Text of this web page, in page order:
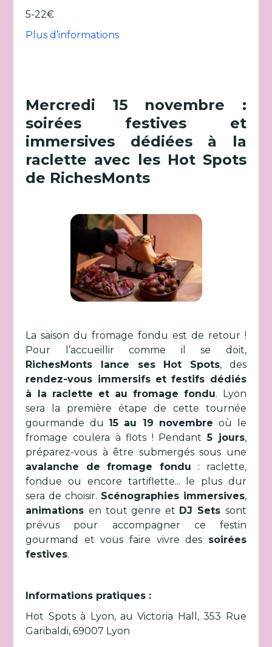
5-22€
Plus d’informations
Mercredi 15 novembre :
soirées festives et
immersives dédiées à la
raclette avec les Hot Spots
de RichesMonts
La saison du fromage fondu est de retour !
Pour l’accueillir comme il se doit,
RichesMonts lance ses Hot Spots, des
rendez-vous immersifs et festifs dédiés
à la raclette et au fromage fondu. Lyon
sera la première étape de cette tournée
gourmande du 15 au 19 novembreoù le
fromage coulera à flots ! Pendant5 jours,
préparez-vous à être submergés sous une
avalanche de fromage fondu : raclette,
fondue ou encore tartiflette... le plus dur
sera de choisir. Scénographies immersives,
animationsen tout genre et DJ Sets sont
prévus pour accompagner ce festin
gourmand et vous faire vivre des soirées
festives.
Informations pratiques :
Hot Spots à Lyon, au Victoria Hall, 353 Rue
Garibaldi, 69007 Lyon